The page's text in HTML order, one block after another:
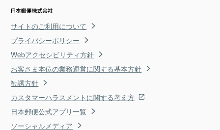
サイトのご利用について
プライバシーポリシー
Webアクセシビリティ方針
お客さま本位の業務運営に関する基本方針
勧誘方針
カスタマーハラスメントに関する考え方
日本郵便公式アプリ一覧
ソーシャルメディア